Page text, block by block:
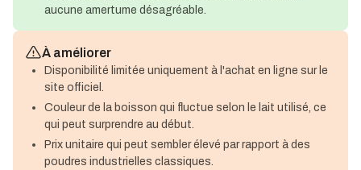
aucune amertume désagréable.
À améliorer
Disponibilité limitée uniquement à l'achat en ligne sur le
site officiel.
Couleur de la boisson qui fluctue selon le lait utilisé, ce
qui peut surprendre au début.
Prix unitaire qui peut sembler élevé par rapport à des
poudres industrielles classiques.